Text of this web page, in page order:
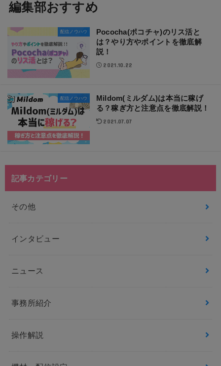
編集部おすすめ
配信ノウハウ
Pococha(ポコチャ)のリス活と
は？やり方やポイントを徹底解
説！
2021.10.22
配信ノウハウ
Mildom(ミルダム)は本当に稼げ
る？稼ぎ方と注意点を徹底解説！
2021.07.07
記事カテゴリー
その他
インタビュー
ニュース
事務所紹介
操作解説